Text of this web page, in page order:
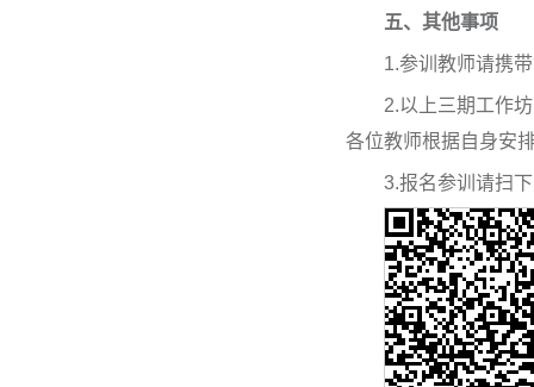
五、 其他事项
1.参训教师请携
2.以上三期工作
各位教师根据自身安
3.报名参训请扫